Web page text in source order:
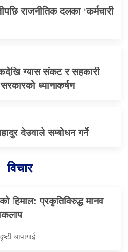
राजनीतिक दलका ‘कर्मचारी
ग्यास संकट र सहकारी
ध्यानाकर्षण
देउवाले सम्बोधन गर्ने
विचार
हिमाल: प्रकृतिविरुद्ध मानव
चापागाई